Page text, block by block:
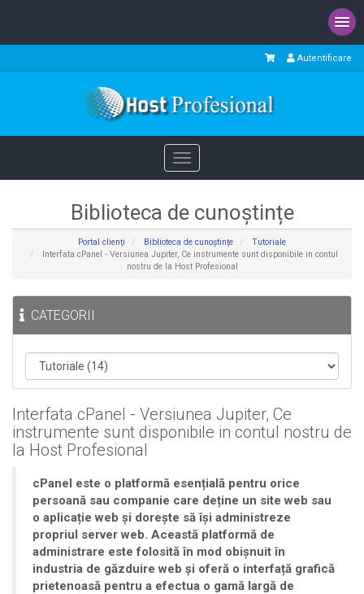
Autentificare
Toggle
navigation
Biblioteca de cunoștințe
Portal clienți Biblioteca de cunoștințe
Tutoriale
Interfata cPanel - Versiunea Jupiter, Ce instrumente sunt disponibile in contul
nostru de la Host Profesional
CATEGORII
Interfata cPanel - Versiunea Jupiter, Ce
instrumente sunt disponibile in contul nostru de
la Host Profesional
cPanel este o platformă esențială pentru orice
persoană sau companie care deține un site web sau
o aplicație web și dorește să își administreze
propriul server web. Această platformă de
administrare este folosită în mod obișnuit în
industria de găzduire web și oferă o interfață grafică
prietenoasă pentru a efectua o gamă largă de